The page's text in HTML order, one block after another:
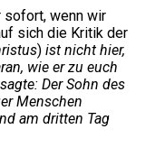
sofort, wenn wir
sich die Kritik der
) ist nicht hier,
wie er zu euch
Der Sohn des
Menschen
am dritten Tag